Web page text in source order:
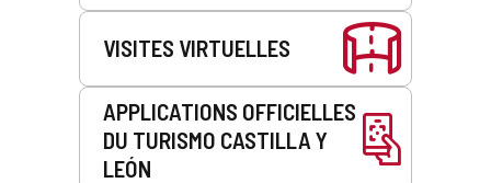
VISITES VIRTUELLES
APPLICATIONS OFFICIELLES
DU TURISMO CASTILLA Y
LEÓN